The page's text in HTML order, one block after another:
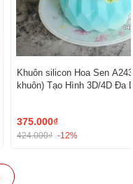
Khuôn silicon Hoa Sen
khuôn) Tạo Hình 3D/4D Đa
375.000₫
424.000₫ -12%